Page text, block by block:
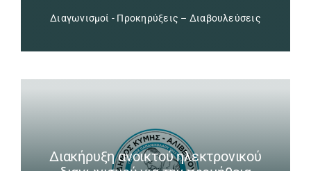
Διαγωνισμοί - Προκηρύξεις – Διαβουλεύσεις
Διακήρυξη ανοικτού ηλεκτρονικού